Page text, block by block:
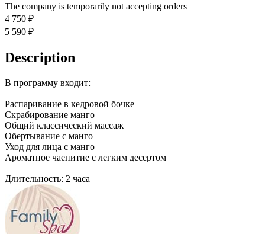
The company is temporarily not accepting orders
4 750 ₽
5 590 ₽
Description
В программу входит:
Распаривание в кедровой бочке
Скрабирование манго
Общий классический массаж
Обертывание с манго
Уход для лица с манго
Ароматное чаепитие с легким десертом
Длительность: 2 часа